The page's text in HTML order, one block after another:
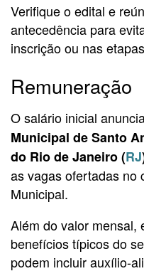
Verifique o edital e
antecedência para
inscrição ou nas
Remuneração
O salário inicial
Municipal de Santo
do Rio de Janeiro (RJ
as vagas ofertadas no
Municipal.
Além do valor mensal,
benefícios típicos do
podem incluir auxílio-